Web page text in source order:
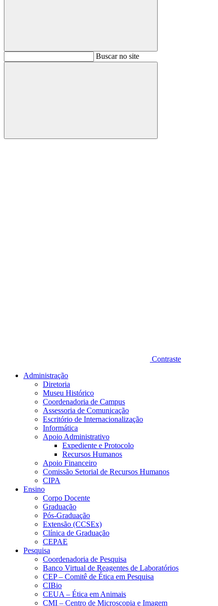
BuscarBuscar no site
Buscar
Contraste
Administração
Diretoria
Museu Histórico
Coordenadoria de Campus
Assessoria de Comunicação
Escritório de Internacionalização
Informática
Apoio Administrativo
Expediente e Protocolo
Recursos Humanos
Apoio Financeiro
Comissão Setorial de Recursos Humanos
CIPA
Ensino
Corpo Docente
Graduação
Pós-Graduação
Extensão (CCSEx)
Clínica de Graduação
CEPAE
Pesquisa
Coordenadoria de Pesquisa
Banco Virtual de Reagentes de Laboratórios
CEP – Comitê de Ética em Pesquisa
CIBio
CEUA – Ética em Animais
CMI – Centro de Microscopia e Imagem